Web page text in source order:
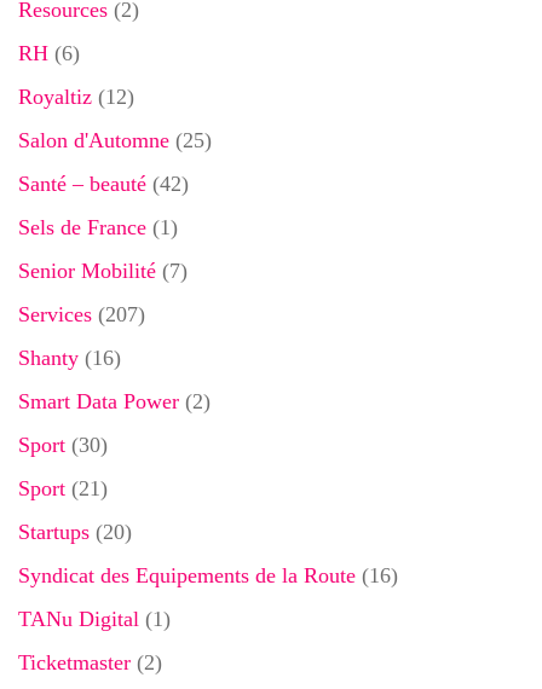
Resources (2)
RH (6)
Royaltiz (12)
Salon d'Automne (25)
Santé – beauté (42)
Sels de France (1)
Senior Mobilité (7)
Services (207)
Shanty (16)
Smart Data Power (2)
Sport (30)
Sport (21)
Startups (20)
Syndicat des Equipements de la Route (16)
TANu Digital (1)
Ticketmaster (2)